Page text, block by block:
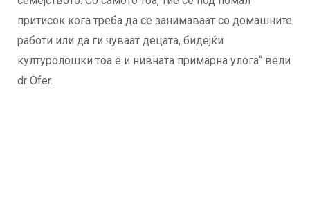
притисок кога треба да се занимаваат со домашните
работи или да ги чуваат децата, бидејќи
културолошки тоа е и нивната примарна улога“ вели
dr Ofer.